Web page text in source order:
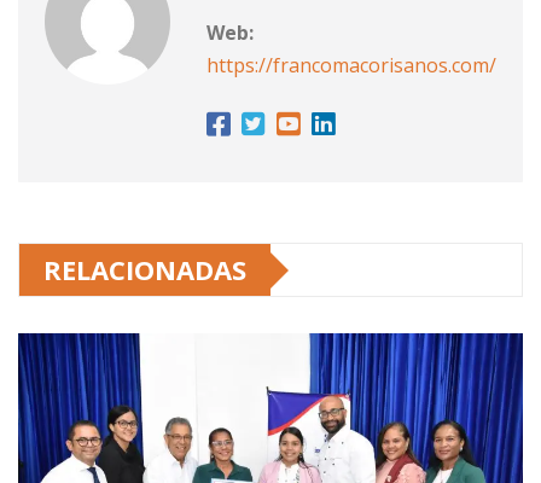
Web:
https://francomacorisanos.com/
RELACIONADAS